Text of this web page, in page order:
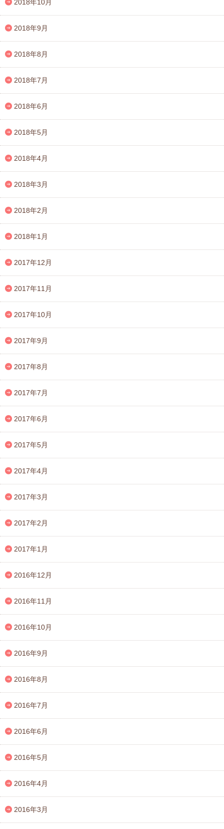
2018年10月
2018年9月
2018年8月
2018年7月
2018年6月
2018年5月
2018年4月
2018年3月
2018年2月
2018年1月
2017年12月
2017年11月
2017年10月
2017年9月
2017年8月
2017年7月
2017年6月
2017年5月
2017年4月
2017年3月
2017年2月
2017年1月
2016年12月
2016年11月
2016年10月
2016年9月
2016年8月
2016年7月
2016年6月
2016年5月
2016年4月
2016年3月